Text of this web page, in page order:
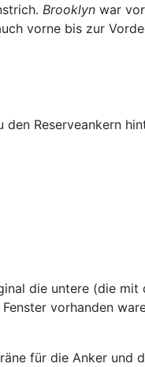
Brooklyn war
vorne bis zur
Reserveankern
die untere (die mit
vorhanden
für die Anker und